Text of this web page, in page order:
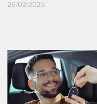
26/02/2025